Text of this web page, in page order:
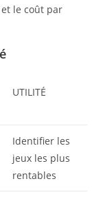
le coût par
UTILITÉ
Identifier les
jeux les plus
rentables